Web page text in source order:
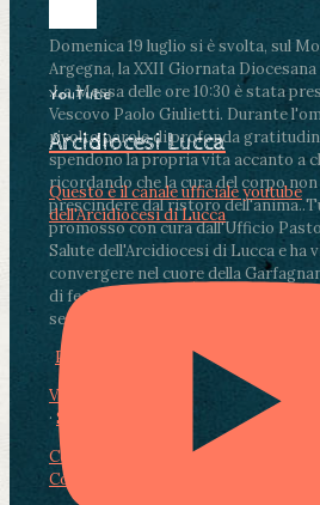
Domenica 19 luglio si è svolta, sul
Argegna, la XXII Giornata Diocesana
.La Messa delle ore 10:30 è stata
Vescovo Paolo Giulietti. Durante
rivolto parole di profonda
spendono la propria vita accanto a
ricordando che la cura del corpo
prescindere dal ristoro dell'anima..
promosso con cura dall'Ufficio
Salute dell'Arcidiocesi di Lucca e ha
convergere nel cuore della
di fedeli, operatori sanitari,
segnate dalla malattia.
Photo
View on Facebook
· Share
Condividi su Facebook
Condividi su LinkedIn
YouTube
Arcidiocesi Lucca
Questo è il canale ufficiale youtube
dell'Arcidiocesi di Lucca